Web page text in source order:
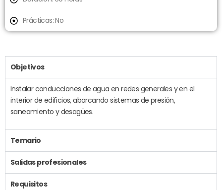
Prácticas: No
Objetivos
Instalar conducciones de agua en redes generales y en el
interior de edificios, abarcando sistemas de presión,
saneamiento y desagües.
Temario
Salidas profesionales
Requisitos